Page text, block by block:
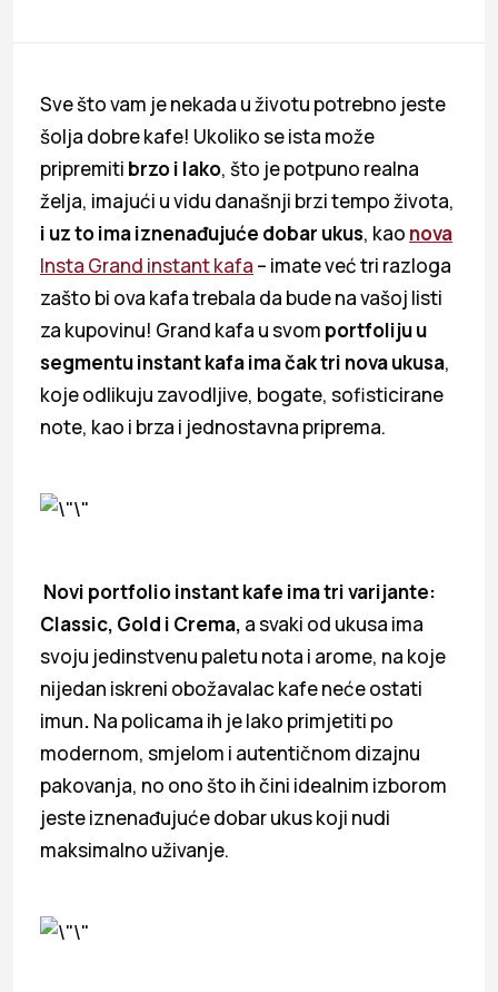
Sve što vam je nekada u životu potrebno jeste
šolja dobre kafe! Ukoliko se ista može
pripremiti brzo i lako, što je potpuno realna
želja, imajući u vidu današnji brzi tempo života,
i uz to ima iznenađujuće dobar ukus, kao nova
Insta Grand instant kafa – imate već tri razloga
zašto bi ova kafa trebala da bude na vašoj listi
za kupovinu! Grand kafa u svom portfoliju u
segmentu instant kafa ima čak tri nova ukusa,
koje odlikuju zavodljive, bogate, sofisticirane
note, kao i brza i jednostavna priprema.
Novi portfolio instant kafe ima tri varijante:
Classic, Gold i Crema, a svaki od ukusa ima
svoju jedinstvenu paletu nota i arome, na koje
nijedan iskreni obožavalac kafe neće ostati
imun. Na policama ih je lako primjetiti po
modernom, smjelom i autentičnom dizajnu
pakovanja, no ono što ih čini idealnim izborom
jeste iznenađujuće dobar ukus koji nudi
maksimalno uživanje.